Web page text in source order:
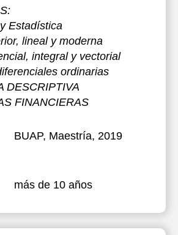
Estadística
lineal y moderna
integral y vectorial
ordinarias
DESCRIPTIVA
FINANCIERAS
BUAP, Maestría, 2019
más de 10 años